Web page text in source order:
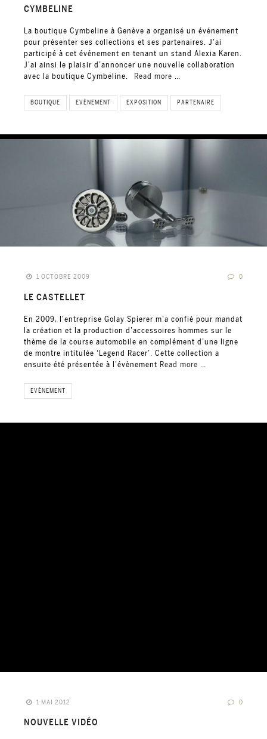
CYMBELINE
La boutique Cymbeline à Genève a organisé un événement
pour présenter ses collections et ses partenaires. J’ai
participé à cet événement en tenant un stand Alexia Karen.
J’ai ainsi le plaisir d’annoncer une nouvelle collaboration
avec la boutique Cymbeline.
Read more …
BOUTIQUE EVÈNEMENT EXPOSITION PARTENAIRE
1 OCTOBRE 2009 0
LE CASTELLET
En 2009, l’entreprise Golay Spierer m’a confié pour mandat
la création et la production d’accessoires hommes sur le
thème de la course automobile en complément d’une ligne
de montre intitulée ‘Legend Racer’. Cette collection a
ensuite été présentée à l’évènement Read more …
EVÈNEMENT
1 MAI 2012 0
NOUVELLE VIDÉO